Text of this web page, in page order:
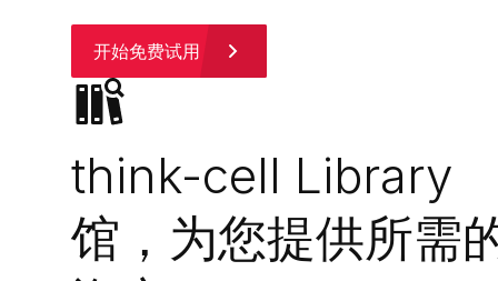
开始免费试用
think-cell Library
馆，为您提供所需